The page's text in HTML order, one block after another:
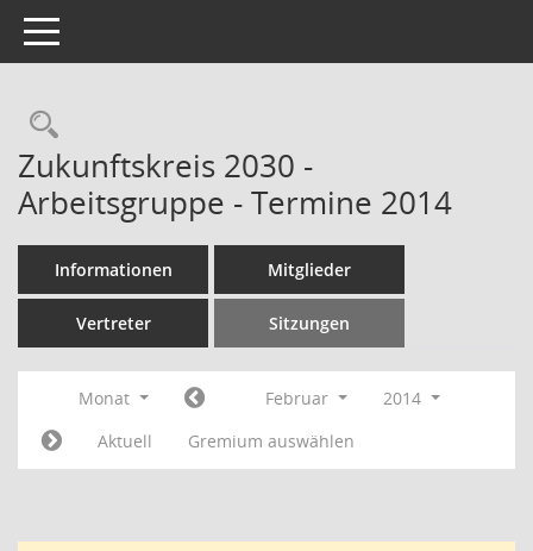
Toggle navigation
Rechercheauswahl
Zukunftskreis 2030 -
Arbeitsgruppe - Termine 2014
Informationen Mitglieder
Vertreter Sitzungen
Monat Februar
2014
Aktuell
Gremium auswählen